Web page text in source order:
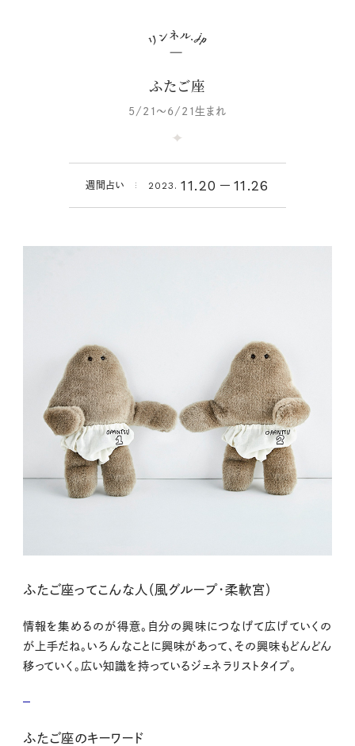
ふたご座
5/21～6/21生まれ
週間占い 2023. 11.20 11.26
ふたご座ってこんな人（風グループ・柔軟宮）
情報を集めるのが得意。自分の興味につなげて広げていくの
が上手だね。いろんなことに興味があって、その興味もどんどん
移っていく。広い知識を持っているジェネラリストタイプ。
ふたご座のキーワード